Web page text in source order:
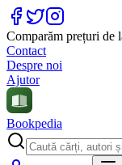
Comparăm prețuri de
Contact
Despre noi
Ajutor
Bookpedia